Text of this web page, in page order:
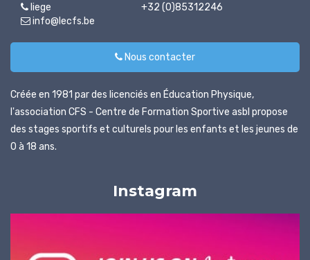
liege
+32 (0)85312246
info@lecfs.be
Nous contacter
Créée en 1981 par des licenciés en Éducation Physique,
l'association CFS - Centre de Formation Sportive asbl propose
des stages sportifs et culturels pour les enfants et les jeunes de
0 à 18 ans.
Instagram